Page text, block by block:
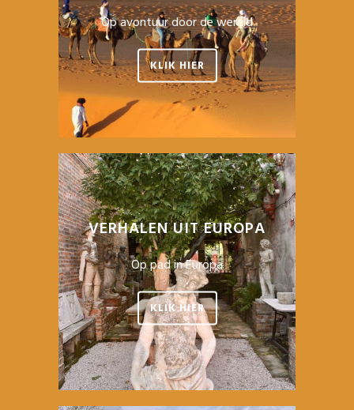
Op avontuur door de wereld
KLIK HIER
VERHALEN UIT EUROPA
Op pad in Europa
KLIK HIER